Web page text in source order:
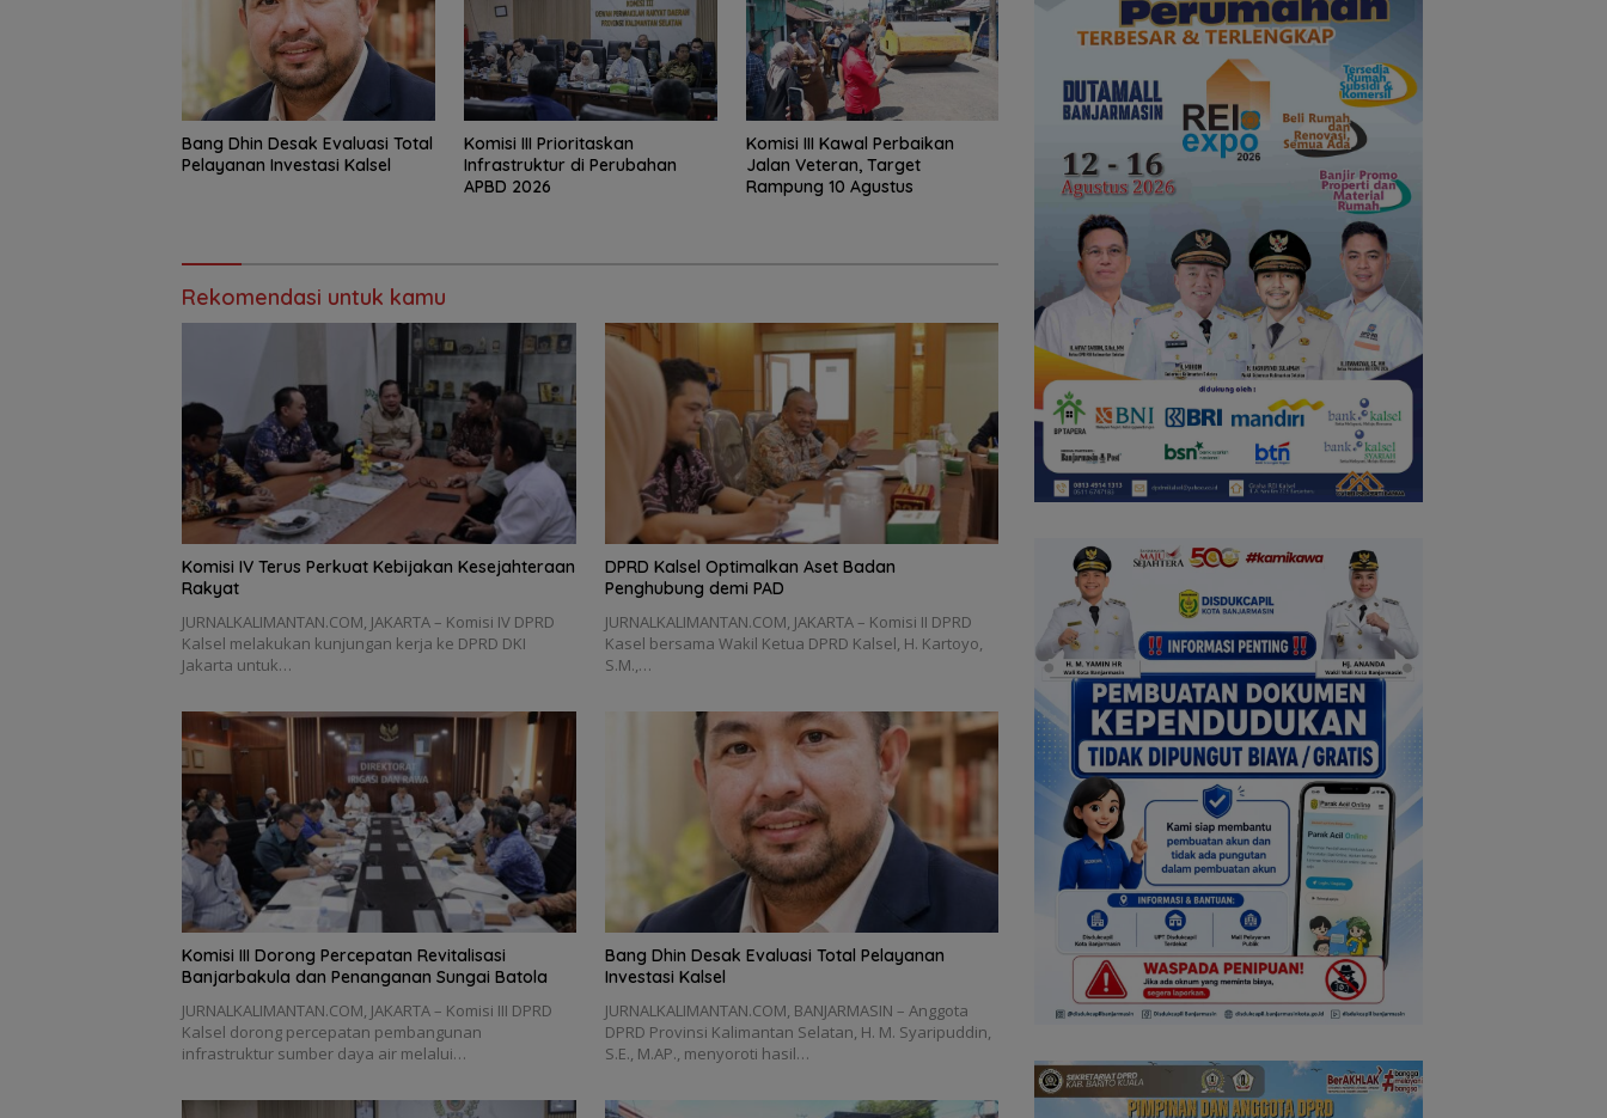
‎Bang Dhin Desak Evaluasi Total
Pelayanan Investasi Kalsel
‎Komisi III Prioritaskan
Infrastruktur di Perubahan
APBD 2026
Komisi III Kawal Perbaikan
Jalan Veteran, Target
Rampung 10 Agustus
Rekomendasi untuk kamu
Komisi IV Terus Perkuat Kebijakan Kesejahteraan
Rakyat
JURNALKALIMANTAN.COM, JAKARTA – Komisi IV DPRD
Kalsel melakukan kunjungan kerja ke DPRD DKI
Jakarta untuk…
‎DPRD Kalsel Optimalkan Aset Badan
Penghubung demi PAD
‎JURNALKALIMANTAN.COM, JAKARTA – Komisi II DPRD
Kasel bersama Wakil Ketua DPRD Kalsel, H. Kartoyo,
S.M.,…
‎Komisi III Dorong Percepatan Revitalisasi
Banjarbakula dan Penanganan Sungai Batola
‎JURNALKALIMANTAN.COM, JAKARTA – Komisi III DPRD
Kalsel dorong percepatan pembangunan
infrastruktur sumber daya air melalui…
‎Bang Dhin Desak Evaluasi Total Pelayanan
Investasi Kalsel
JURNALKALIMANTAN.COM, ‎BANJARMASIN – Anggota
DPRD Provinsi Kalimantan Selatan, H. M. Syaripuddin,
S.E., M.AP., menyoroti hasil…